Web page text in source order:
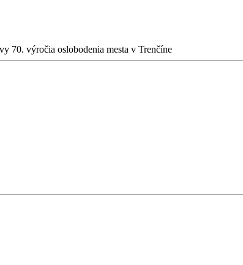
70. výročia oslobodenia mesta v Trenčíne